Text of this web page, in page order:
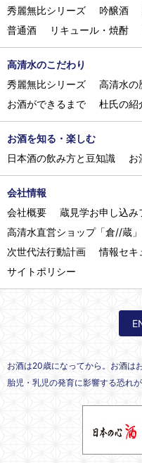
秀麗無比シリーズ
吟醸酒
普通酒
リキュール・焼酎
高清水のこだわり
秀麗無比シリーズ
高清水の
お酒ができるまで
杜氏の紹
お酒を知る・楽しむ
日本酒の飲み方と豆知識
お
会社情報
会社概要
蔵見学お申し込み
高清水直営ショップ「倉//蔵」
次世代法行動計画
情報セキ
サイトポリシー
お酒は20歳になってから。お酒は
胎児・乳児の発育に影響する恐れ